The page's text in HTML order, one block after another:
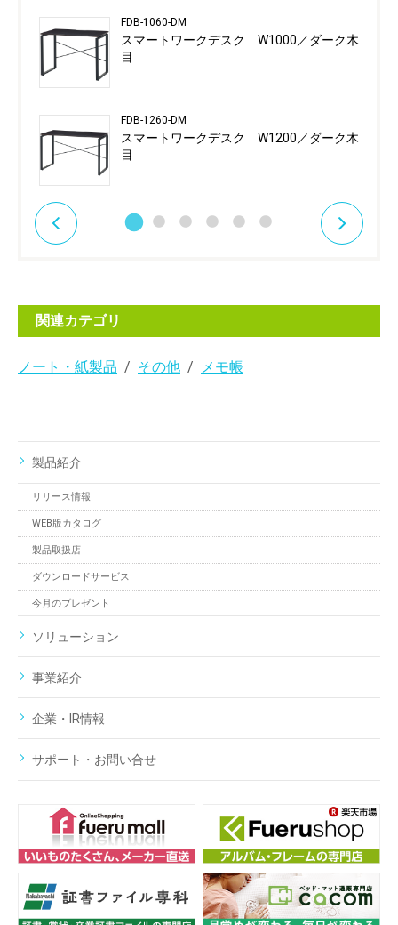
FDB-1060-DM
スマートワークデスク W1000／ダーク木
目
FDB-1260-DM
スマートワークデスク W1200／ダーク木
目
関連カテゴリ
ノート・紙製品 その他 メモ帳
製品紹介
リリース情報
WEB版カタログ
製品取扱店
ダウンロードサービス
今月のプレゼント
ソリューション
事業紹介
企業・IR情報
サポート・お問い合せ